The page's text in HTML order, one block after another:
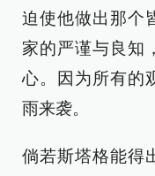
迫使他做出那个
家的严谨与良知
心。因为所有的
雨来袭。
倘若斯塔格能得